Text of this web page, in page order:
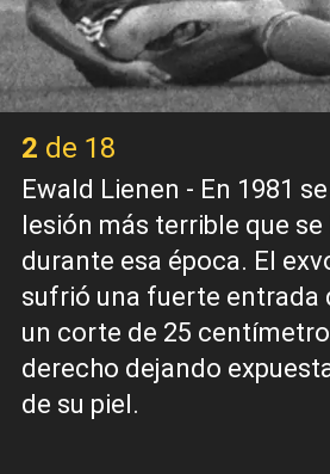
2 de 18
Ewald Lienen - En 1981
lesión más terrible que se
durante esa época. El
sufrió una fuerte entrada
un corte de 25
derecho dejando
de su piel.